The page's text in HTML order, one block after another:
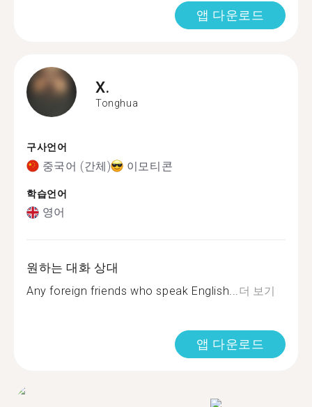
앱 다운로드
X.
Tonghua
구사언어
중국어 (간체) 이모티콘
학습언어
영어
원하는 대화 상대
Any foreign friends who speak English...더 보기
앱 다운로드